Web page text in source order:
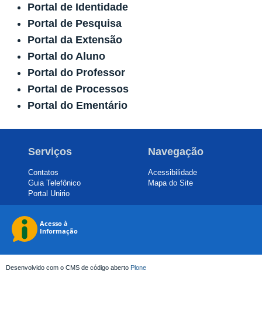
Portal de Identidade
Portal de Pesquisa
Portal da Extensão
Portal do Aluno
Portal do Professor
Portal de Processos
Portal do Ementário
Serviços
Contatos
Guia Telefônico
Portal Unirio
Navegação
Acessibilidade
Mapa do Site
Desenvolvido com o CMS de código aberto Plone